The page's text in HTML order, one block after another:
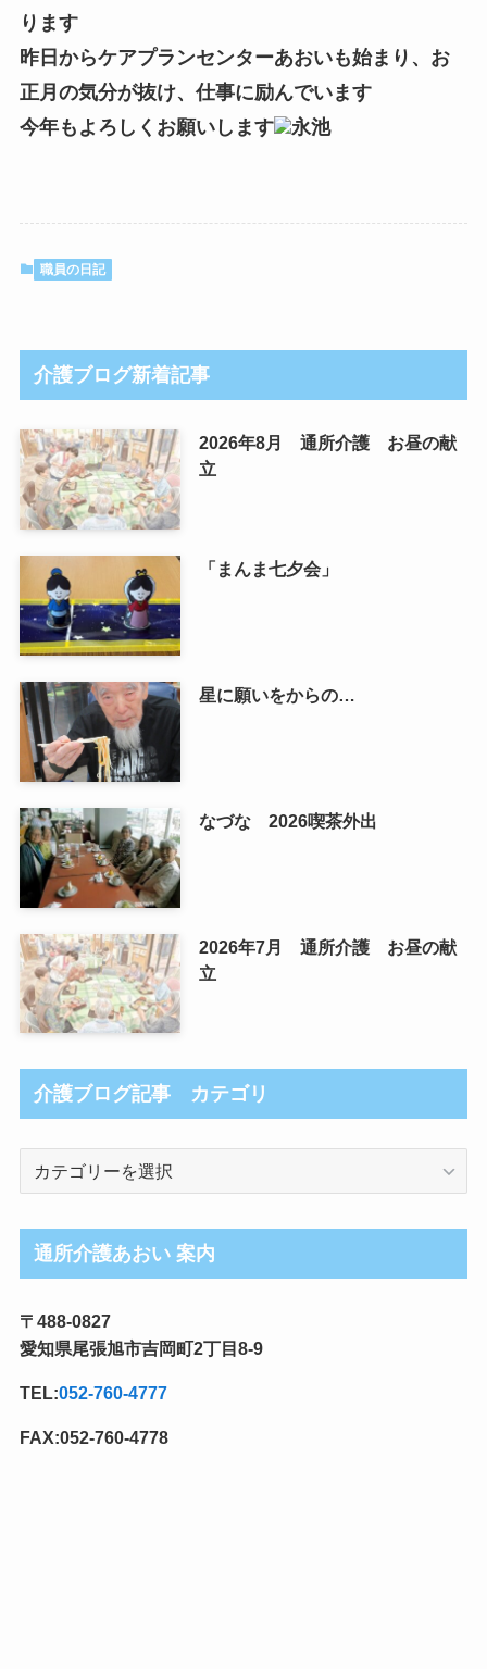
ります
昨日からケアプランセンターあおいも始まり、お
正月の気分が抜け、仕事に励んでいます
今年もよろしくお願いします
永池
職員の日記
介護ブログ新着記事
2026年8月 通所介護 お昼の献
立
「まんま七夕会」
星に願いをからの…
なづな 2026喫茶外出
2026年7月 通所介護 お昼の献
立
介護ブログ記事 カテゴリ
ロ
グ
事
カ
ゴ
リ
通所介護あおい 案内
〒488-0827
愛知県尾張旭市吉岡町2丁目8-9
TEL:052-760-4777
FAX:052-760-4778